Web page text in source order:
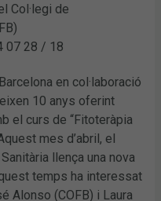
Col·legi de
07 28 / 18
en col·laboració
10 anys oferint
el curs de “Fitoteràpia
mes d’abril, el
llença una nova
temps ha interessat
Alonso (COFB) i Laura